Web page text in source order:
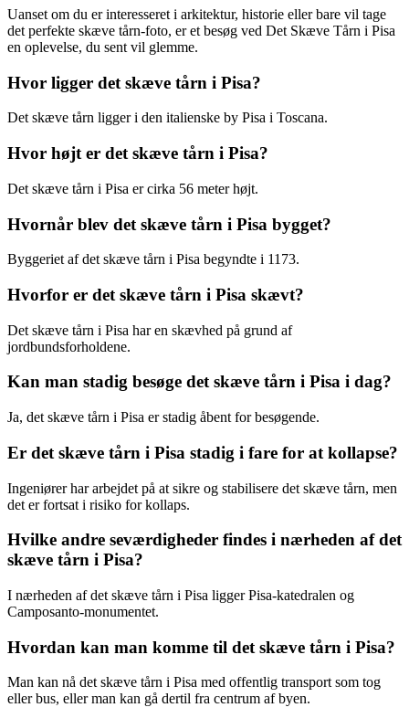
Uanset om du er interesseret i arkitektur, historie eller bare vil tage
det perfekte skæve tårn-foto, er et besøg ved Det Skæve Tårn i Pisa
en oplevelse, du sent vil glemme.
Hvor ligger det skæve tårn i Pisa?
Det skæve tårn ligger i den italienske by Pisa i Toscana.
Hvor højt er det skæve tårn i Pisa?
Det skæve tårn i Pisa er cirka 56 meter højt.
Hvornår blev det skæve tårn i Pisa bygget?
Byggeriet af det skæve tårn i Pisa begyndte i 1173.
Hvorfor er det skæve tårn i Pisa skævt?
Det skæve tårn i Pisa har en skævhed på grund af
jordbundsforholdene.
Kan man stadig besøge det skæve tårn i Pisa i dag?
Ja, det skæve tårn i Pisa er stadig åbent for besøgende.
Er det skæve tårn i Pisa stadig i fare for at kollapse?
Ingeniører har arbejdet på at sikre og stabilisere det skæve tårn, men
det er fortsat i risiko for kollaps.
Hvilke andre seværdigheder findes i nærheden af det
skæve tårn i Pisa?
I nærheden af det skæve tårn i Pisa ligger Pisa-katedralen og
Camposanto-monumentet.
Hvordan kan man komme til det skæve tårn i Pisa?
Man kan nå det skæve tårn i Pisa med offentlig transport som tog
eller bus, eller man kan gå dertil fra centrum af byen.